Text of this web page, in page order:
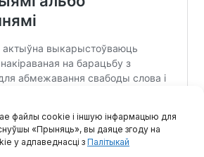
файлы cookie і іншую інфармацыю для
«Прыняць», вы даяце згоду на
у адпаведнасці з Палітыкай